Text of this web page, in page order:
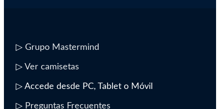
▷ Grupo Mastermind
▷ Ver camisetas
▷ Accede desde PC, Tablet o Móvil
▷ Preguntas Frecuentes